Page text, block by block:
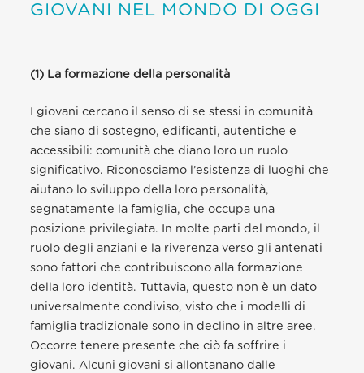
GIOVANI NEL MONDO DI OGGI
(1) La formazione della personalità
I giovani cercano il senso di se stessi in comunità
che siano di sostegno, edificanti, autentiche e
accessibili: comunità che diano loro un ruolo
significativo. Riconosciamo l’esistenza di luoghi che
aiutano lo sviluppo della loro personalità,
segnatamente la famiglia, che occupa una
posizione privilegiata. In molte parti del mondo, il
ruolo degli anziani e la riverenza verso gli antenati
sono fattori che contribuiscono alla formazione
della loro identità. Tuttavia, questo non è un dato
universalmente condiviso, visto che i modelli di
famiglia tradizionale sono in declino in altre aree.
Occorre tenere presente che ciò fa soffrire i
giovani. Alcuni giovani si allontanano dalle